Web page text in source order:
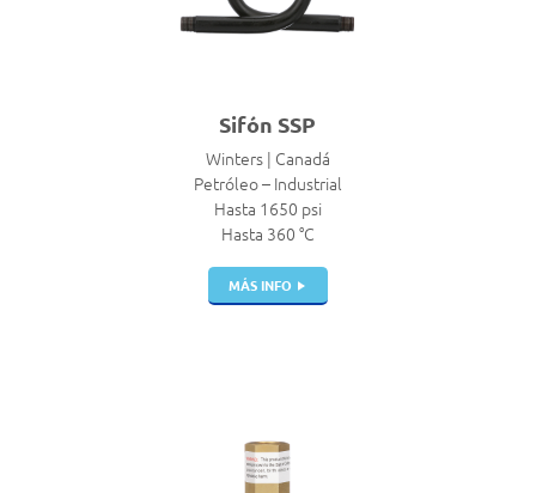
Sifón SSP
Winters | Canadá
Petróleo – Industrial
Hasta 1650 psi
Hasta 360 °C
MÁS INFO